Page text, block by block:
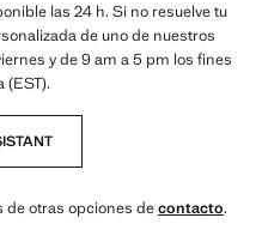
las 24 h. Si no resuelve tu
de uno de nuestros
y de 9 am a 5 pm los fines
(EST).
otras opciones decontacto.